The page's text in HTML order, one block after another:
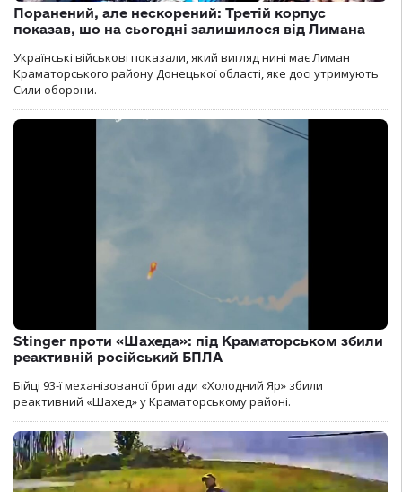
Поранений, але нескорений: Третій корпус
показав, шо на сьогодні залишилося від Лимана
Українські військові показали, який вигляд нині має Лиман
Краматорського району Донецької області, яке досі утримують
Сили оборони.
Stinger проти «Шахеда»: під Краматорськом збили
реактивній російський БПЛА
Бійці 93-ї механізованої бригади «Холодний Яр» збили
реактивний «Шахед» у Краматорському районі.